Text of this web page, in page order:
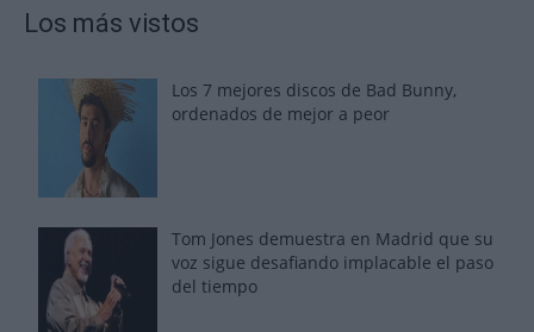
Los más vistos
Los 7 mejores discos de Bad Bunny,
ordenados de mejor a peor
Tom Jones demuestra en Madrid que su
voz sigue desafiando implacable el paso
del tiempo